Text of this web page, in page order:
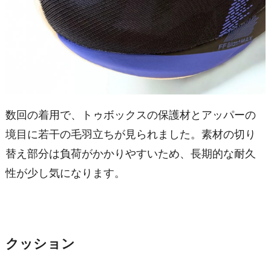
数回の着用で、トゥボックスの保護材とアッパーの
境目に若干の毛羽立ちが見られました。素材の切り
替え部分は負荷がかかりやすいため、長期的な耐久
性が少し気になります。
クッション